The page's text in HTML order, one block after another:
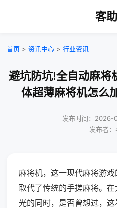
客
首页 > 资讯中心 > 行业资讯
避坑防坑!全自动麻将
体超薄麻将机怎么
发布时间：2026-
发布者
麻将机，这一现代麻将游
取代了传统的手搓麻将。
光的同时，是否曾想过，